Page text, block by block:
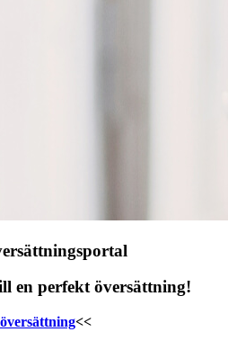
en perfekt översättning!
<<